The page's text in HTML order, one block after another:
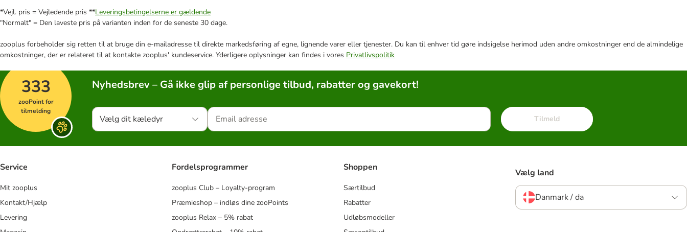
*Vejl. pris = Vejledende pris **Leveringsbetingelserne er gældende
"Normalt" = Den laveste pris på varianten inden for de seneste 30 dage.
zooplus forbeholder sig retten til at bruge din e-mailadresse til direkte markedsføring af egne, lignende varer eller tjenester. Du kan til enhver tid gøre indsigelse herimod uden andre omkostninger end de almindelige
omkostninger, der er relateret til at kontakte zooplus' kundeservice. Yderligere oplysninger kan findes i vores Privatlivspolitik
333
zooPoint for
tilmelding
Nyhedsbrev – Gå ikke glip af personlige tilbud, rabatter og gavekort!
Vælg dit kæledyr Tilmeld
Service
Mit zooplus
Kontakt/Hjælp
Levering
Fordelsprogrammer
zooplus Club – Loyalty-program
Præmieshop – indløs dine zooPoints
zooplus Relax – 5% rabat
Shoppen
Særtilbud
Rabatter
Udløbsmodeller
Vælg land
Danmark / da